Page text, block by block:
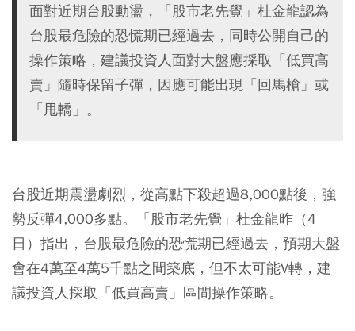
面對近期台股動盪，「股市老先覺」杜金龍認為
台股最危險的恐慌期已經過去，同時公開自己的
操作策略，建議投資人面對大盤應採取「低買高
賣」隨時保留子彈，因應可能出現「回馬槍」或
「甩轎」。
台股近期震盪劇烈，從高點下殺超過8,000點後，強
勢反彈4,000多點。「股市老先覺」杜金龍昨（4
日）指出，台股最危險的恐慌期已經過去，預期大盤
會在4萬至4萬5千點之間築底，但不太可能V轉，建
議投資人採取「低買高賣」區間操作策略。